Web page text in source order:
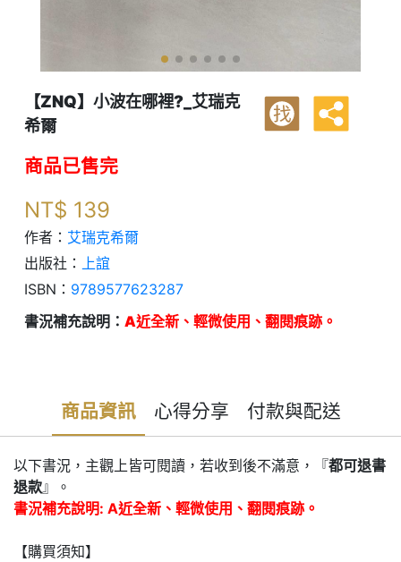
【ZNQ】小波在哪裡?_艾瑞克
希爾
找
商品已售完
NT$ 139
作者： 艾瑞克希爾
出版社：
上誼
ISBN： 9789577623287
書況補充說明： A近全新、輕微使用、翻閱痕跡。
商品資訊 心得分享 付款與配送
以下書況，主觀上皆可閱讀，若收到後不滿意，『都可退書
退款』。
書況補充說明: A近全新、輕微使用、翻閱痕跡。
【購買須知】